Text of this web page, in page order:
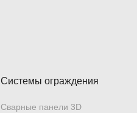
Системы ограждения
Сварные панели 3D